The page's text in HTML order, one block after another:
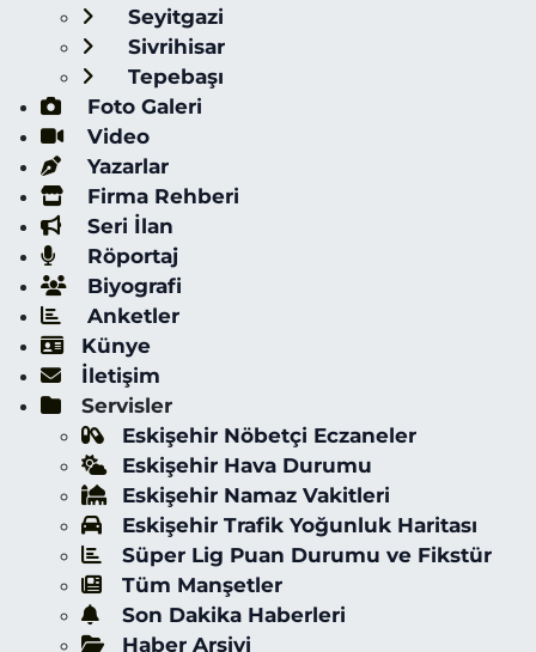
Seyitgazi
Sivrihisar
Tepebaşı
Foto Galeri
Video
Yazarlar
Firma Rehberi
Seri İlan
Röportaj
Biyografi
Anketler
Künye
İletişim
Servisler
Eskişehir Nöbetçi Eczaneler
Eskişehir Hava Durumu
Eskişehir Namaz Vakitleri
Eskişehir Trafik Yoğunluk Haritası
Süper Lig Puan Durumu ve Fikstür
Tüm Manşetler
Son Dakika Haberleri
Haber Arşivi